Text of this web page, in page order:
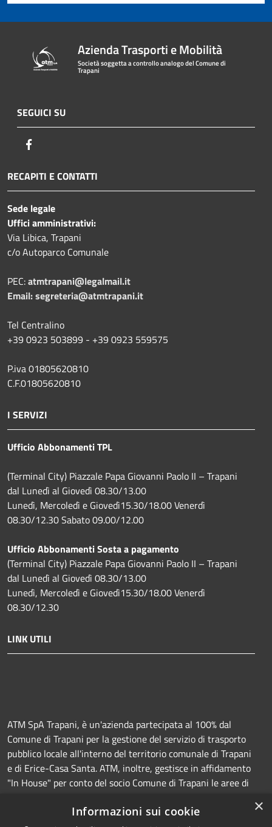
Azienda Trasporti e Mobilità
Società soggetta a controllo analogo del Comune di
Trapani
SEGUICI SU
RECAPITI E CONTATTI
Sede legale
Uffici amministrativi:
Via Libica, Trapani
c/o Autoparco Comunale
PEC:atmtrapani@legalmail.it
Email:segreteria@atmtrapani.it
Tel Centralino
+39 0923 503899 - +39 0923 559575
P.iva 01805620810
C.F.01805620810
I SERVIZI
Ufficio Abbonamenti TPL
(Terminal City) Piazzale Papa Giovanni Paolo II – Trapani
dal Lunedì al Giovedì 08.30/13.00
Lunedì, Mercoledì e Giovedì15.30/18.00 Venerdì
08.30/12.30 Sabato 09.00/12.00
Ufficio Abbonamenti Sosta a pagamento
(Terminal City) Piazzale Papa Giovanni Paolo II – Trapani
dal Lunedì al Giovedì 08.30/13.00
Lunedì, Mercoledì e Giovedì15.30/18.00 Venerdì
08.30/12.30
LINK UTILI
ATM SpA Trapani, è un'azienda partecipata al 100% dal
Comune di Trapani per la gestione del servizio di trasporto
pubblico locale all'interno del territorio comunale di Trapani
e di Erice-Casa Santa. ATM, inoltre, gestisce in affidamento
"In House" per conto del socio Comune di Trapani le aree di
manutenzione della segnaletica orizzontale e verticale.
×
Informazioni sui cookie